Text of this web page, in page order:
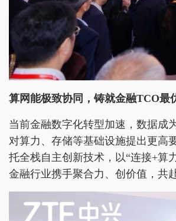
算网能极致协同，铸就金融TCO最
当前金融数字化转型加速，数据成
对算力、存储等基础设施提出更高
托全栈自主创新技术，以“连接+算
金融行业携手聚合力、创价值，共